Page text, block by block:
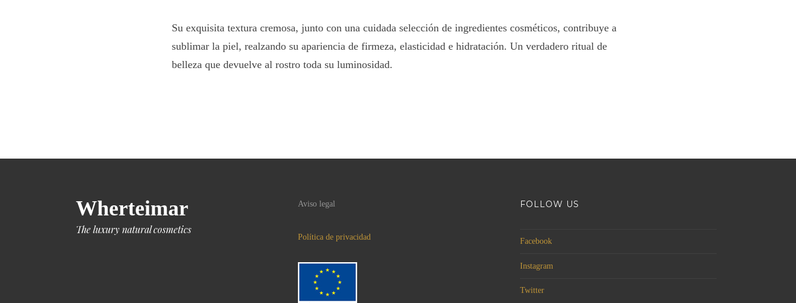
Su exquisita textura cremosa, junto con una cuidada selección de ingredientes cosméticos, contribuye a
sublimar la piel, realzando su apariencia de firmeza, elasticidad e hidratación. Un verdadero ritual de
belleza que devuelve al rostro toda su luminosidad.
Wherteimar
The luxury natural cosmetics
Aviso legal
Política de privacidad
FOLLOW US
Facebook
Instagram
Twitter